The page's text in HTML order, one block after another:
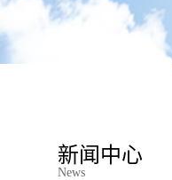
新闻中心
News